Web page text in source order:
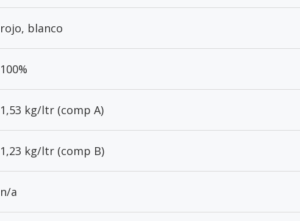
rojo, blanco
100%
1,53 kg/ltr (comp A)
1,23 kg/ltr (comp B)
n/a